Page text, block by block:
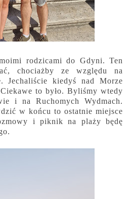
rodzicami do Gdyni. Ten
chociażby ze względu na
Jechaliście kiedyś nad Morze
to było. Byliśmy wtedy
i na Ruchomych Wydmach.
w końcu to ostatnie miejsce
i piknik na plaży będę